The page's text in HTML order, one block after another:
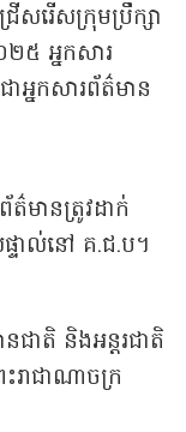
សរើសក្រុមប្រឹក្សា
៥ អ្នកសារ
អ្នកសារព័ត៌មាន
ត៌មានត្រូវដាក់
ទាល់នៅ គ.ជ.ប។
ជាតិ និងអន្តរជាតិ
រាជាណាចក្រ